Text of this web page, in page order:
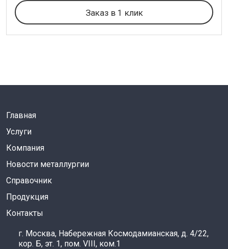
Заказ в 1 клик
Главная
Услуги
Компания
Новости металлургии
Справочник
Продукция
Контакты
г. Москва, Набережная Космодамианская, д. 4/22,
кор. Б, эт. 1, пом. VIII, ком.1